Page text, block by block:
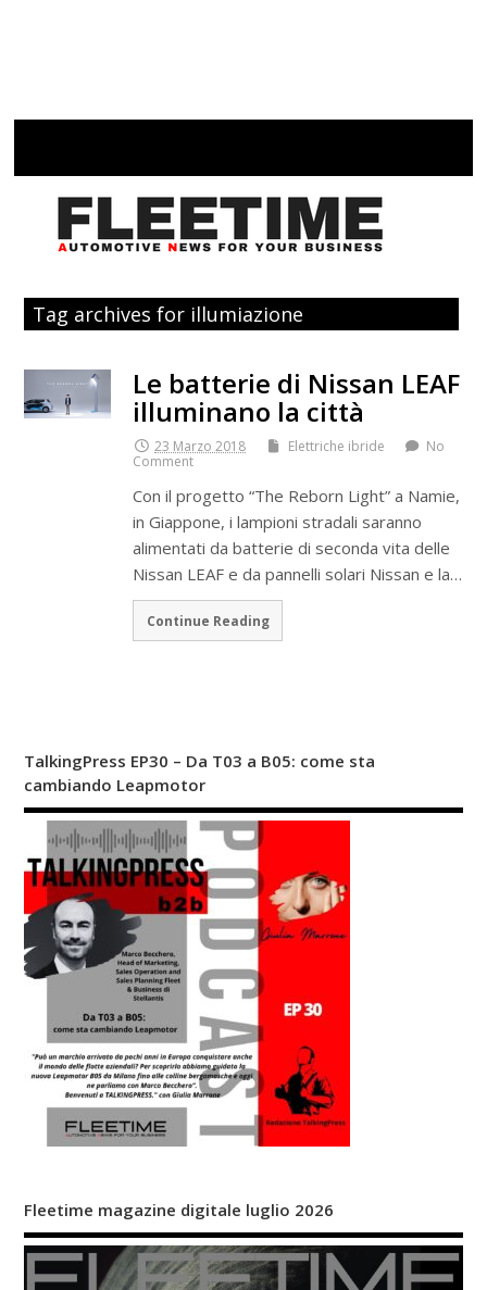
Tag archives for illumiazione
Le batterie di Nissan LEAF
illuminano la città
23 Marzo 2018 Elettriche ibride
No
Comment
Con il progetto “The Reborn Light” a Namie,
in Giappone, i lampioni stradali saranno
alimentati da batterie di seconda vita delle
Nissan LEAF e da pannelli solari Nissan e la…
Continue Reading
TalkingPress EP30 – Da T03 a B05: come sta
cambiando Leapmotor
Fleetime magazine digitale luglio 2026